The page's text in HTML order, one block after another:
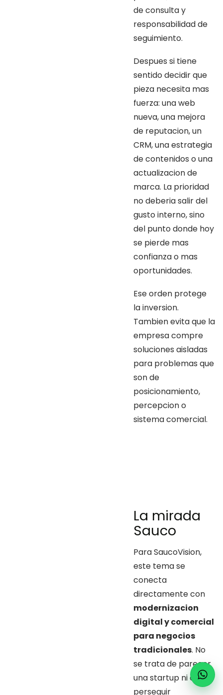
de consulta y
responsabilidad de
seguimiento.
Despues si tiene
sentido decidir que
pieza necesita mas
fuerza: una web
nueva, una mejora
de reputacion, un
CRM, una estrategia
de contenidos o una
actualizacion de
marca. La prioridad
no deberia salir del
gusto interno, sino
del punto donde hoy
se pierde mas
confianza o mas
oportunidades.
Ese orden protege
la inversion.
Tambien evita que la
empresa compre
soluciones aisladas
para problemas que
son de
posicionamiento,
percepcion o
sistema comercial.
La mirada
Sauco
Para SaucoVision,
este tema se
conecta
directamente con
modernizacion
digital y comercial
para negocios
tradicionales. No
se trata de parecer
una startup ni de
perseguir